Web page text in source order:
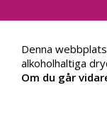
Denna
alkoholhaltiga
Om du går